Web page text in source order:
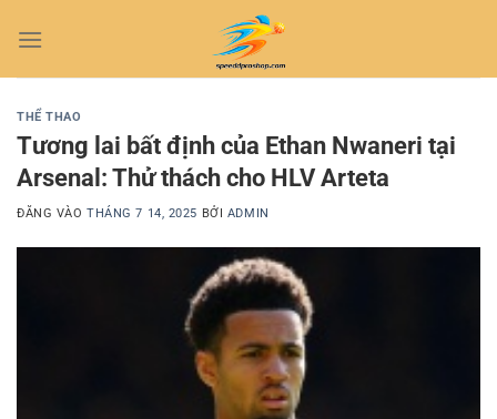
qua
THỂ THAO
Tương lai bất định của Ethan Nwaneri tại
Arsenal: Thử thách cho HLV Arteta
ĐĂNG VÀOTHÁNG 7 14, 2025 BỞI ADMIN